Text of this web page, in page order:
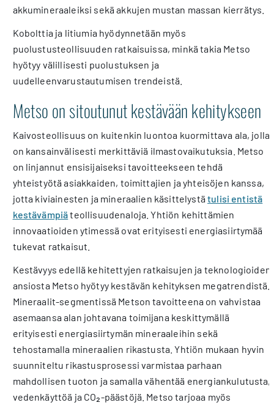
akkumineraaleiksi sekä akkujen mustan massan kierrätys.
Kobolttia ja litiumia hyödynnetään myös
puolustusteollisuuden ratkaisuissa, minkä takia Metso
hyötyy välillisesti puolustuksen ja
uudelleenvarustautumisen trendeistä.
Metso on sitoutunut kestävään kehitykseen
Kaivosteollisuus on kuitenkin luontoa kuormittava ala, jolla
on kansainvälisesti merkittäviä ilmastovaikutuksia. Metso
on linjannut ensisijaiseksi tavoitteekseen tehdä
yhteistyötä asiakkaiden, toimittajien ja yhteisöjen kanssa,
jotta kiviainesten ja mineraalien käsittelystätulisi entistä
kestävämpiäteollisuudenaloja. Yhtiön kehittämien
innovaatioiden ytimessä ovat erityisesti energiasiirtymää
tukevat ratkaisut.
Kestävyys edellä kehitettyjen ratkaisujen ja teknologioiden
ansiosta Metso hyötyy kestävän kehityksen megatrendistä.
Mineraalit-segmentissä Metson tavoitteena on vahvistaa
asemaansa alan johtavana toimijana keskittymällä
erityisesti energiasiirtymän mineraaleihin sekä
tehostamalla mineraalien rikastusta. Yhtiön mukaan hyvin
suunniteltu rikastusprosessi varmistaa parhaan
mahdollisen tuoton ja samalla vähentää energiankulutusta,
vedenkäyttöä ja CO₂-päästöjä. Metso tarjoaa myös